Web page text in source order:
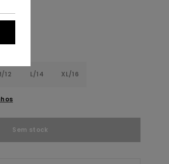
12 L/14 XL/16
Sem stock